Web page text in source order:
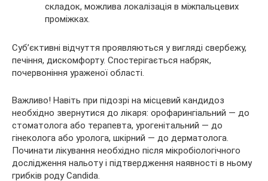
складок, можлива локалізація в міжпальцевих
проміжках.
Суб’єктивні відчуття проявляються у вигляді свербежу,
печіння, дискомфорту. Спостерігається набряк,
почервоніння ураженої області.
Важливо! Навіть при підозрі на місцевий кандидоз
необхідно звернутися до лікаря: орофарингіальний — до
стоматолога або терапевта, урогенітальний — до
гінеколога або уролога, шкірний — до дерматолога.
Починати лікування необхідно після мікробіологічного
дослідження нальоту і підтвердження наявності в ньому
грибків роду Candida.